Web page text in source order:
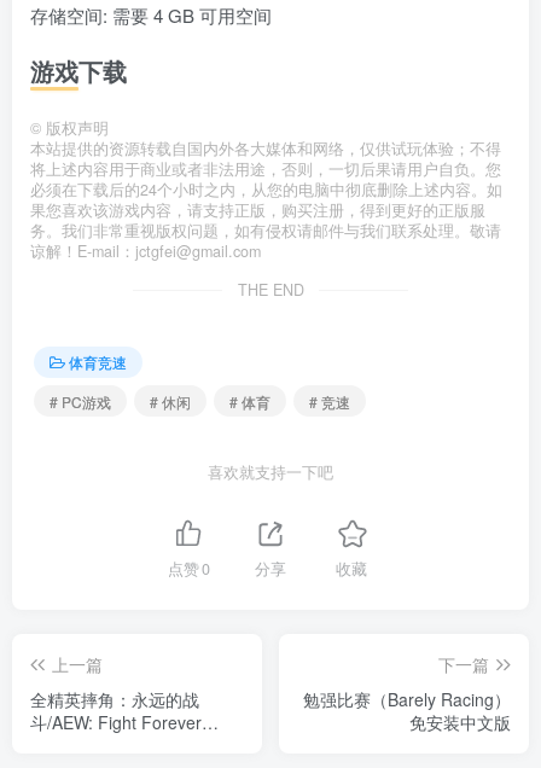
存储空间: 需要 4 GB 可用空间
游戏下载
© 版权声明
本站提供的资源转载自国内外各大媒体和网络，仅供试玩体验；不得
将上述内容用于商业或者非法用途，否则，一切后果请用户自负。您
必须在下载后的24个小时之内，从您的电脑中彻底删除上述内容。如
果您喜欢该游戏内容，请支持正版，购买注册，得到更好的正版服
务。我们非常重视版权问题，如有侵权请邮件与我们联系处理。敬请
谅解！E-mail：jctgfei@gmail.com
THE END
体育竞速
# PC游戏
# 休闲 # 体育 # 竞速
喜欢就支持一下吧
点赞0 分享 收藏
上一篇
全精英摔角：永远的战
斗/AEW: Fight Forever
下一篇
勉强比赛（Barely Racing）
免安装中文版